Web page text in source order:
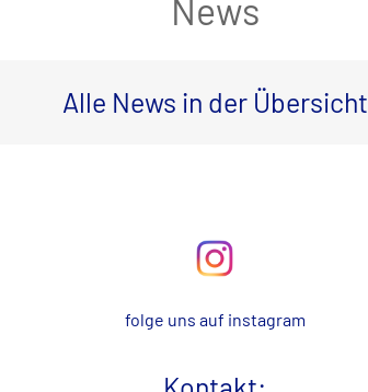
News
Alle News in der Übersicht
folge uns auf instagram